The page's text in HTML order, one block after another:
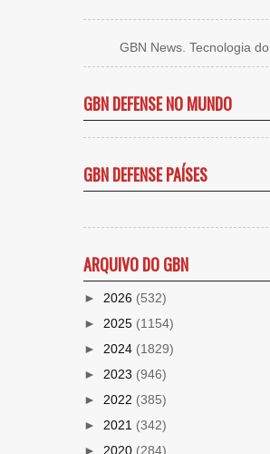
GBN News. Tecnologia do
GBN DEFENSE NO MUNDO
GBN DEFENSE PAÍSES
ARQUIVO DO GBN
► 2026 (532)
► 2025 (1154)
► 2024 (1829)
► 2023 (946)
► 2022 (385)
► 2021 (342)
► 2020 (284)